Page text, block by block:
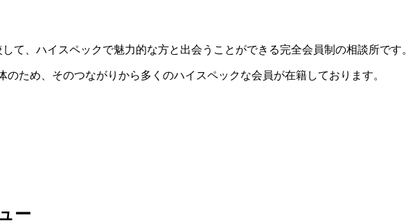
て、ハイスペックで魅力的な方と出会うことができる完全会員制の相談所です。
ため、そのつながりから多くのハイスペックな会員が在籍しております。
ー